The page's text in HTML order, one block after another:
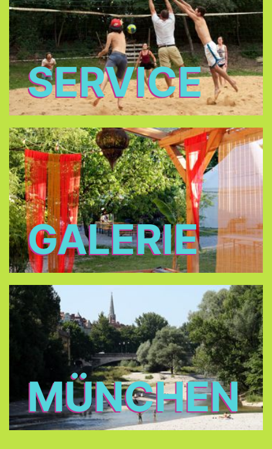
SERVICE
GALERIE
MÜNCHEN